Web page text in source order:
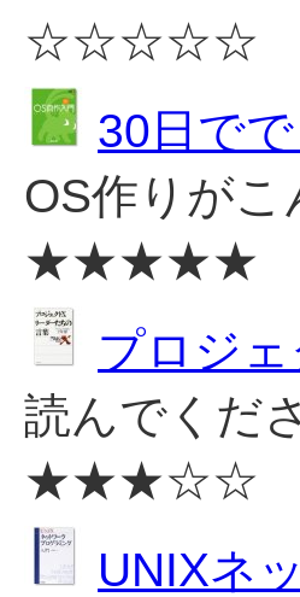
☆☆☆☆☆
30日で
OS作りが
★★★★★
プロジ
読んでくだ
★★★☆☆
UNIXネ